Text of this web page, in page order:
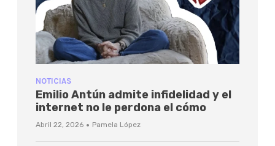
NOTICIAS
Emilio Antún admite infidelidad y el
internet no le perdona el cómo
Abril 22, 2026 · Pamela López